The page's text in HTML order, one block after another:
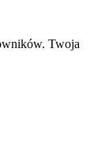
Twoja